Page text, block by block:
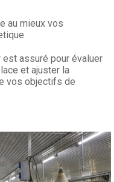
au mieux vos
est assuré pour évaluer
et ajuster la
vos objectifs de